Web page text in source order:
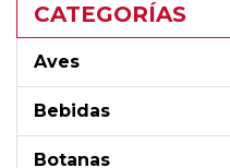
CATEGORÍAS
Aves
Bebidas
Botanas